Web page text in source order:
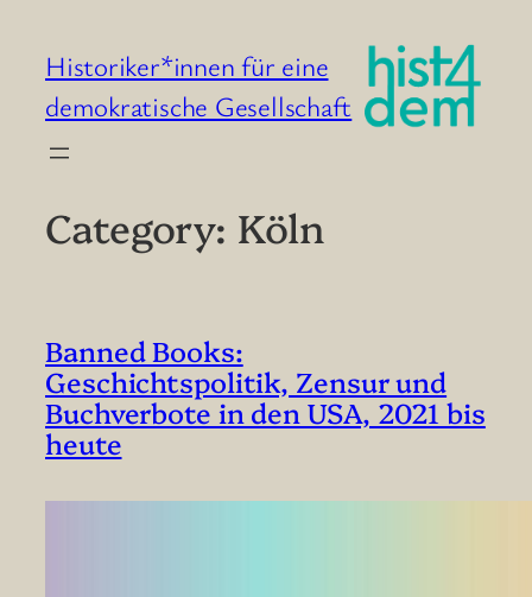
content
Historiker*innen für eine
demokratische Gesellschaft
Category: Köln
Banned Books:
Geschichtspolitik, Zensur und
Buchverbote in den USA, 2021 bis
heute